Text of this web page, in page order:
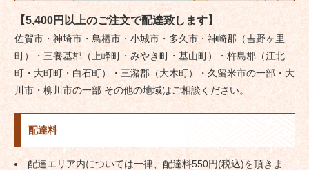
【5,400円以上のご注文で配達致します】
佐賀市・神埼市・鳥栖市・小城市・多久市・神崎郡（吉野ヶ里
町）・三養基郡（上峰町・みやき町・基山町）・杵島郡（江北
町・大町町・白石町）・三潴郡（大木町）・久留米市の一部・大
川市・柳川市の一部 その他の地域はご相談ください。
配達料
配達エリア内については一律、配達料550円(税込)を頂きま